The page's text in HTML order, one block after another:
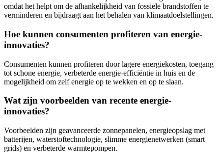
omdat het helpt om de afhankelijkheid van fossiele brandstoffen te
verminderen en bijdraagt aan het behalen van klimaatdoelstellingen.
Hoe kunnen consumenten profiteren van energie-
innovaties?
Consumenten kunnen profiteren door lagere energiekosten, toegang
tot schone energie, verbeterde energie-efficiëntie in huis en de
mogelijkheid om zelf energie op te wekken en op te slaan.
Wat zijn voorbeelden van recente energie-
innovaties?
Voorbeelden zijn geavanceerde zonnepanelen, energieopslag met
batterijen, waterstoftechnologie, slimme energienetwerken (smart
grids) en verbeterde warmtepompen.